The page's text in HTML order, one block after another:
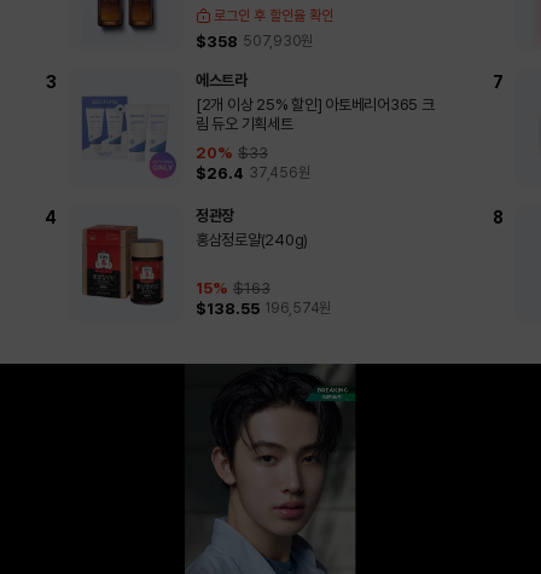
로그인 후 할인율 확인
$358 507,930원
에스트라
[2개 이상 25% 할인] 아토베리어365 크
림 듀오 기획세트
20% $33
$26.4 37,456원
정관장
홍삼정로얄(240g)
15% $163
$138.55 196,574원